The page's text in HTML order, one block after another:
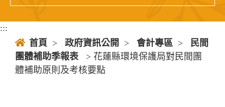
:::
首頁 > 政府資訊公開 > 會計專區 >
民間
團體補助季報表
> 花蓮縣環境保護局對民間團
體補助原則及考核要點